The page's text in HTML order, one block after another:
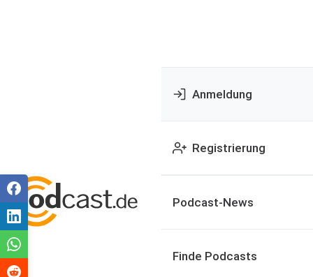
Anmeldung
Registrierung
Podcast-News
Finde Podcasts